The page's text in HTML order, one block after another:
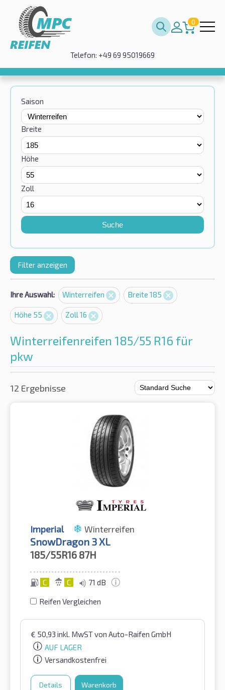
0
Telefon: +49 69 95019669
Saison
Breite
Höhe
Zoll
Suche
Filter anzeigen
Ihre Auswahl: Winterreifen Breite 185
Höhe 55 Zoll 16
Winterreifenreifen 185/55 R16 für
pkw
12 Ergebnisse
Imperial Winterreifen
SnowDragon 3 XL
185/55R16 87H
C C 71 dB
Reifen Vergleichen
€ 50,93 inkl. MwSTvon Auto-Raifen GmbH
AUF LAGER
Versandkostenfrei
Details Warenkorb